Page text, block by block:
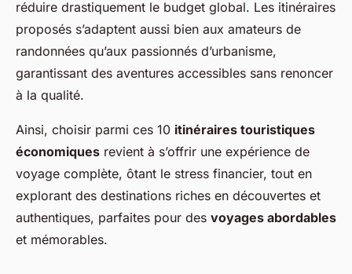
réduire drastiquement le budget global. Les itinéraires
proposés s’adaptent aussi bien aux amateurs de
randonnées qu’aux passionnés d’urbanisme,
garantissant des aventures accessibles sans renoncer
à la qualité.
Ainsi, choisir parmi ces 10 itinéraires touristiques
économiques revient à s’offrir une expérience de
voyage complète, ôtant le stress financier, tout en
explorant des destinations riches en découvertes et
authentiques, parfaites pour des voyages abordables
et mémorables.